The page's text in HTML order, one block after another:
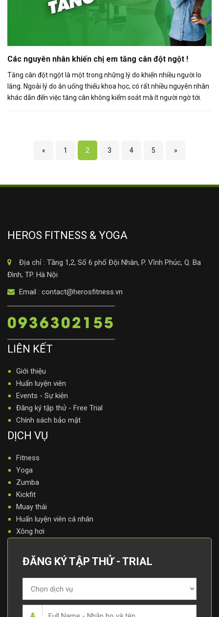
Các nguyên nhân khiến chị em tăng cân đột ngột !
Tăng cân đột ngột là một trong những lý do khiến nhiều người lo
lắng. Ngoài lý do ăn uống thiếu khoa học, có rất nhiều nguyên nhân
khác dẫn đến việc tăng cân không kiểm soát mà ít người ngờ tới.
« 1 2 3 4 5 »
HEROS FITNESS & YOGA
Địa chỉ : Tầng 1,2, Số 6 phố Đội Nhân, P. Vĩnh Phúc, Q. Ba
Đình, TP. Hà Nội
Email : contact@herosfitness.vn
0936302155
LIÊN KẾT
Giới thiệu
Huấn luyện viên
Events - Sự kiện
Đăng ký tập thử - Free Trial
Chính sách bảo mật
DỊCH VỤ
Fitness
Yoga
Zumba
Kickfit
Muay thái
Huấn luyện viên cá nhân
Xông hơi
ĐĂNG KÝ TẬP THỬ - TRIAL